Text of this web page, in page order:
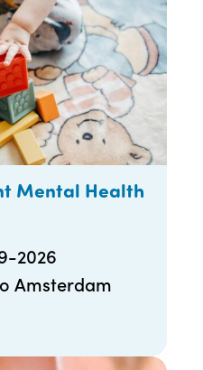
Mental Health
2026
Amsterdam